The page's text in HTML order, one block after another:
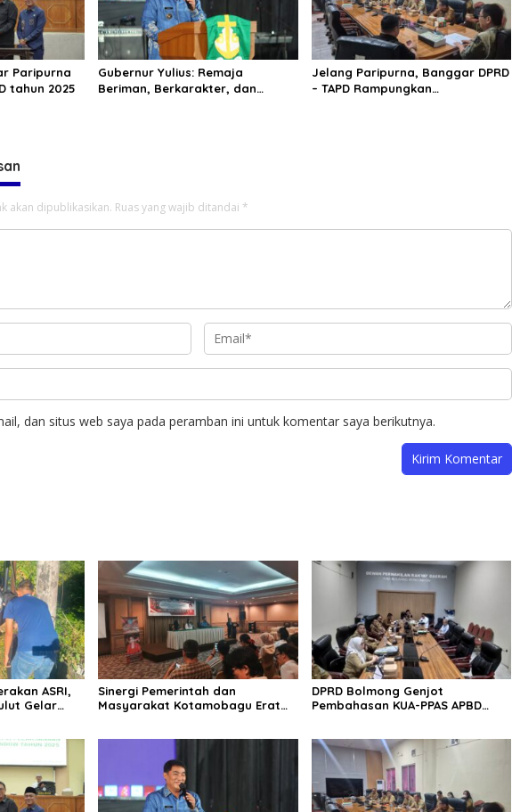
Paripurna
tahun 2025
Gubernur Yulius: Remaja
Beriman, Berkarakter, dan
Jelang Paripurna, Banggar DPRD
– TAPD Rampungkan
akan dipublikasikan. Ruas yang wajib ditandai *
dan situs web saya pada peramban ini untuk komentar saya berikutnya.
ASRI,
Gelar
Sinergi Pemerintah dan
Masyarakat Kotamobagu Erat
DPRD Bolmong Genjot
Pembahasan KUA-PPAS APBD